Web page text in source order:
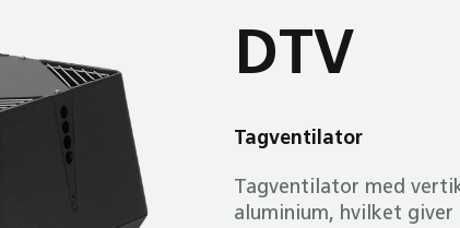
DTV
Tagventilator
Tag­ventilator med
aluminium, hvilket